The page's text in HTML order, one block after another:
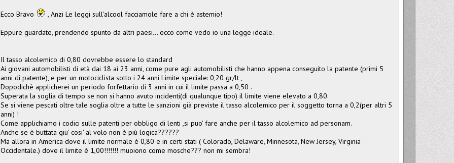
Ecco Bravo
, Anzi Le leggi sull'alcool facciamole fare a chi è astemio!
Eppure guardate, prendendo spunto da altri paesi... ecco come vedo io una legge ideale.
Il tasso alcolemico di 0,80 dovrebbe essere lo standard
Ai giovani automobilisti di età dai 18 ai 23 anni, come pure agli automobilisti che hanno appena conseguito la patente (primi 5
anni di patente), e per un motociclista sotto i 24 anni Limite speciale: 0,20 gr/lt ,
Dopodichè applicherei un periodo forfettario di 3 anni in cui il limite passa a 0,50 .
Superata la soglia di tempo se non si hanno avuto incidenti(di qualunque tipo) il limite viene elevato a 0,80.
Se si viene pescati oltre tale soglia oltre a tutte le sanzioni già previste il tasso alcolemico per il soggetto torna a 0,2(per altri 5
anni) !
Come applichiamo i codici sulle patenti per obbligo di lenti ,si puo' fare anche per il tasso alcolemico ad personam.
Anche se è buttata giu' cosi' al volo non è più logica??????
Ma allora in America dove il limite normale è 0,80 e in certi stati ( Colorado, Delaware, Minnesota, New Jersey, Virginia
Occidentale.) dove il limite è 1,00!!!!!!! muoiono come mosche??? non mi sembra!